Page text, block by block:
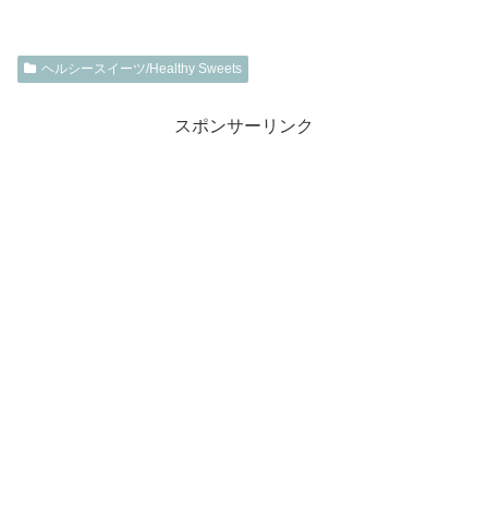
ヘルシースイーツ/Healthy Sweets
スポンサーリンク